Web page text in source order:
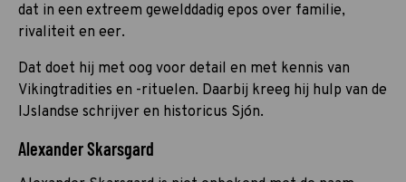
dat in een extreem gewelddadig epos over familie,
rivaliteit en eer.
Dat doet hij met oog voor detail en met kennis van
Vikingtradities en -rituelen. Daarbij kreeg hij hulp van de
IJslandse schrijver en historicus Sjón.
Alexander Skarsgard